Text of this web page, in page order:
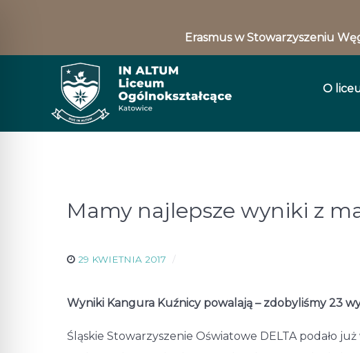
Erasmus w Stowarzyszeniu
O
Mamy najlepsze wyniki z
29 KWIETNIA 2017
Wyniki Kangura Kuźnicy powalają – zdobyliśmy 23
Śląskie Stowarzyszenie Oświatowe DELTA podało